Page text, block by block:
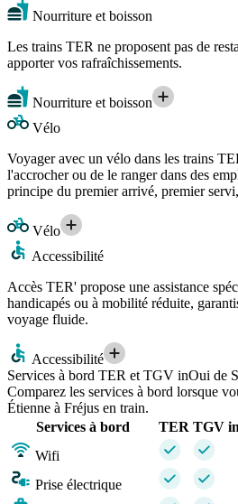
Nourriture et boisson
Les trains TER ne proposent pas de
apporter vos rafraîchissements.
Nourriture et boisson
Vélo
Voyager avec un vélo dans les trains
l'accrocher ou de le ranger dans des
principe du premier arrivé, premier
Vélo
Accessibilité
Accès TER' propose une assistance
handicapés ou à mobilité réduite,
voyage fluide.
Accessibilité
Services à bord TER et TGV inOui de
Comparez les services à bord lorsque
Étienne à Fréjus en train.
Services à bord
TER TGV
Wifi
Prise électrique